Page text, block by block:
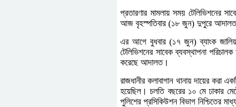
প্রতারণার মামলায় সময় টেলিভিশনের
আজ বৃহস্পতিবার (১৮ জুন) দুপুরে
এর আগে বুধবার (১৭ জুন) ব্যাংক
টেলিভিশনের সাবেক ব্যবস্থাপনা
করেছে আদালত।
রাজধানীর কলাবাগান থানায় দায়ের করা
হয়েছিল। চলতি বছরের ১০ মে ঢাকার
পুলিশের প্রসিকিউশন বিভাগ নিশ্চিতের